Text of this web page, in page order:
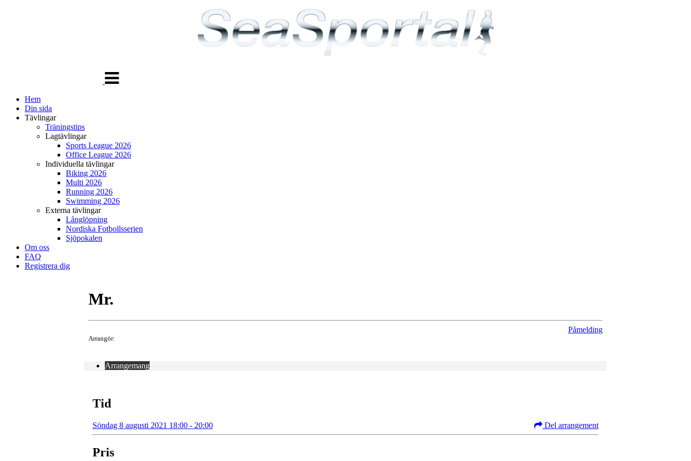
navigering
Hem
Din sida
Tävlingar
Träningstips
Lagtävlingar
Sports League 2026
Office League 2026
Individuella tävlingar
Biking 2026
Multi 2026
Running 2026
Swimming 2026
Externa tävlingar
Långlöpning
Nordiska Fotbollsserien
Sjöpokalen
Om oss
FAQ
Registrera dig
Mr.
Arrangör:
Påmelding
Arrangemang
Tid
Söndag 8 augusti 2021 18:00 - 20:00 Del arrangement
Pris